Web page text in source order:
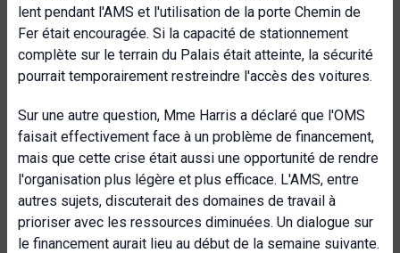
lent pendant l'AMS et l'utilisation de la porte Chemin de
Fer était encouragée. Si la capacité de stationnement
complète sur le terrain du Palais était atteinte, la sécurité
pourrait temporairement restreindre l'accès des voitures.
Sur une autre question, Mme Harris a déclaré que l'OMS
faisait effectivement face à un problème de financement,
mais que cette crise était aussi une opportunité de rendre
l'organisation plus légère et plus efficace. L'AMS, entre
autres sujets, discuterait des domaines de travail à
prioriser avec les ressources diminuées. Un dialogue sur
le financement aurait lieu au début de la semaine suivante.